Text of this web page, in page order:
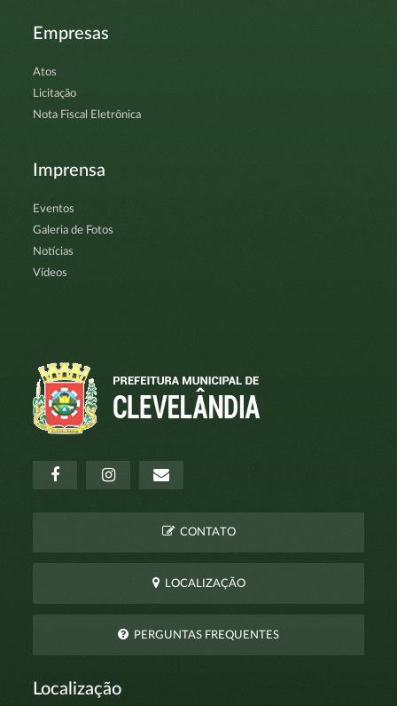
Empresas
Atos
Licitação
Nota Fiscal Eletrônica
Imprensa
Eventos
Galeria de Fotos
Notícias
Vídeos
CONTATO
LOCALIZAÇÃO
PERGUNTAS FREQUENTES
Localização